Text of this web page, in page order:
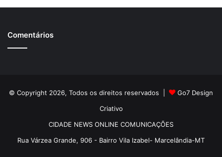
Comentários
© Copyright 2026, Todos os direitos reservados |
Go7 Design
Criativo
CIDADE NEWS ONLINE COMUNICAÇÕES
Rua Várzea Grande, 906 - Bairro Vila Izabel- Marcelândia-MT